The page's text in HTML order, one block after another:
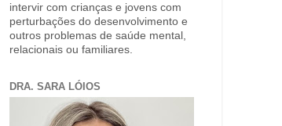
intervir com crianças e jovens com
perturbações do desenvolvimento e
outros problemas de saúde mental,
relacionais ou familiares.
DRA. SARA LÓIOS